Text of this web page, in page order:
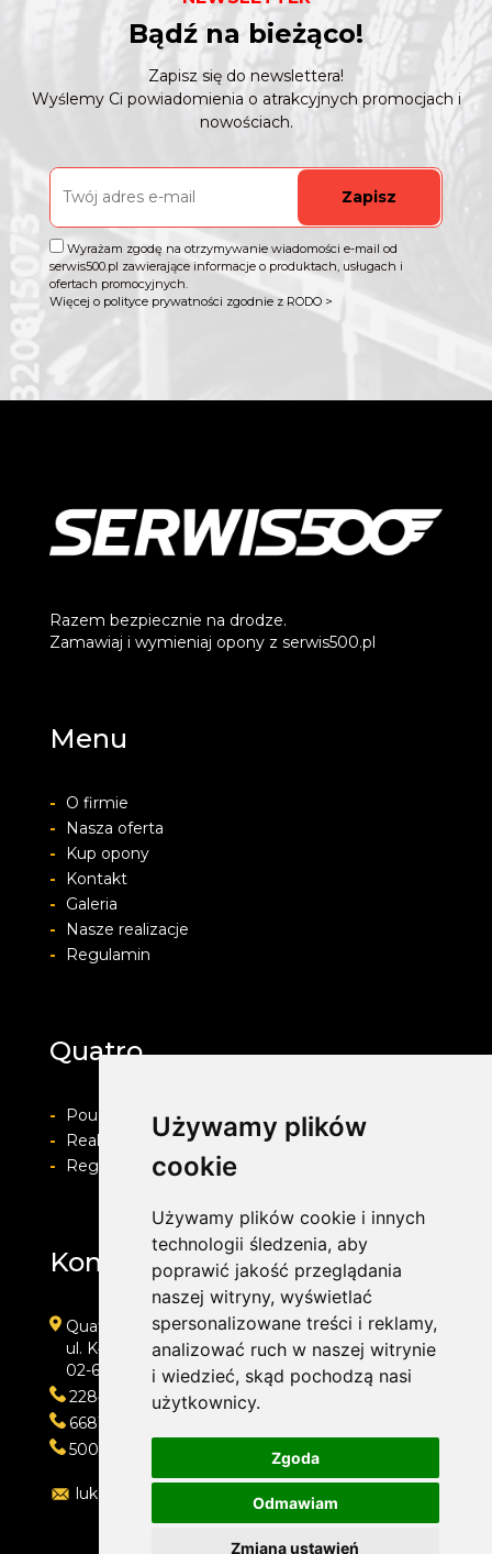
Używamy plików
cookie
Używamy plików cookie i innych
technologii śledzenia, aby
poprawić jakość przeglądania
naszej witryny, wyświetlać
spersonalizowane treści i reklamy,
analizować ruch w naszej witrynie
i wiedzieć, skąd pochodzą nasi
użytkownicy.
Zgoda
Odmawiam
Zmiana ustawień
Bądź na bieżąco!
Zapisz się do newslettera!
Wyślemy Ci powiadomienia o atrakcyjnych promocjach i
nowościach.
Zapisz
Wyrażam zgodę na otrzymywanie wiadomości e-mail od
serwis500.pl zawierające informacje o produktach, usługach i
ofertach promocyjnych.
Więcej o polityce prywatności zgodnie z RODO >
Razem bezpiecznie na drodze.
Zamawiaj i wymieniaj opony z serwis500.pl
Menu
-
O firmie
-
Nasza oferta
-
Kup opony
-
Kontakt
-
Galeria
-
Nasze realizacje
-
Regulamin
Quatro
-
Pouczenie o prawie do odstapienia od umowy
-
Realizacja zamówienia i formy płatności
-
Regulamin i Polityka prywatności
Kontakt
Quatro
ul. Kłobucka 11
02-699 Warszawa
228473013
668118666
500202421
lukasz@quatro.warszawa.pl